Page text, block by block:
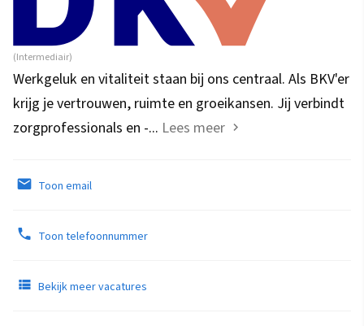
(Intermediair)
Werkgeluk en vitaliteit staan bij ons centraal. Als BKV'er
krijg je vertrouwen, ruimte en groeikansen. Jij verbindt
zorgprofessionals en -... Lees meer
Toon email
Toon telefoonnummer
Bekijk meer vacatures